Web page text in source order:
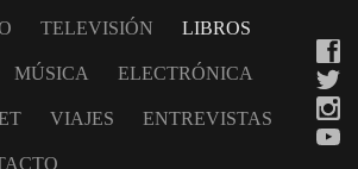
TELEVISIÓN LIBROS
MÚSICA ELECTRÓNICA
VIAJES ENTREVISTAS